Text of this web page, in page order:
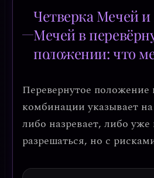
Четверка Мечей и
Мечей в
положении: что
Перевернутое положение
комбинации указывает на
либо назревает, либо уже
разрешаться, но с